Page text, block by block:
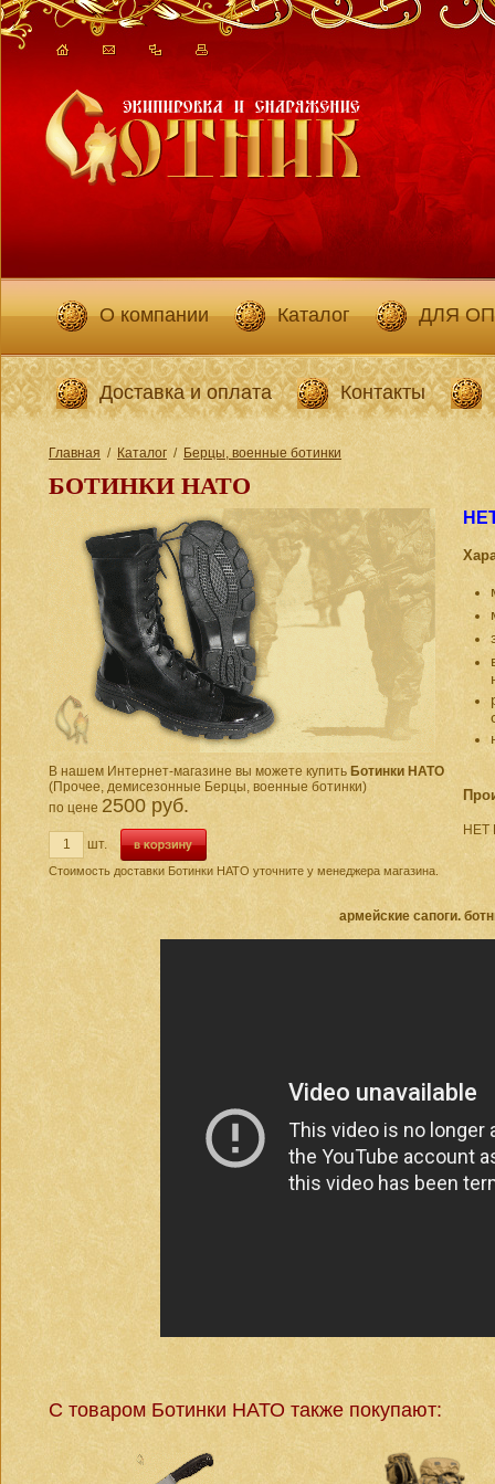
О компании Каталог ДЛЯ
Доставка и оплата Контакты
Главная / Каталог / Берцы, военные ботинки
БОТИНКИ НАТО
В нашем Интернет-магазине вы можете купить Ботинки НАТО
(Прочее, демисезонные Берцы, военные ботинки)
по цене 2500 руб.
шт.
Стоимость доставки Ботинки НАТО уточните у менеджера магазина.
НЕТ
армейские сапоги.
С товаром Ботинки НАТО также покупают: